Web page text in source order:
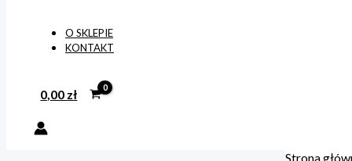
O SKLEPIE
KONTAKT
0,00 zł
Strona